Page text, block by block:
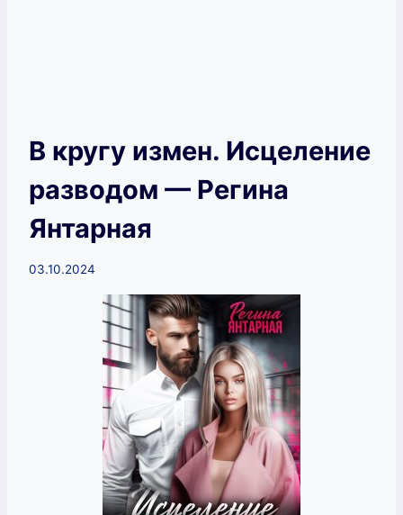
В кругу измен. Исцеление
разводом — Регина
Янтарная
03.10.2024